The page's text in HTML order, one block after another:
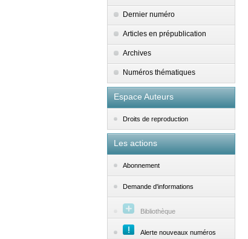
Dernier numéro
Articles en prépublication
Archives
Numéros thématiques
Espace Auteurs
Droits de reproduction
Les actions
Abonnement
Demande d'informations
Bibliothèque
Alerte nouveaux numéros